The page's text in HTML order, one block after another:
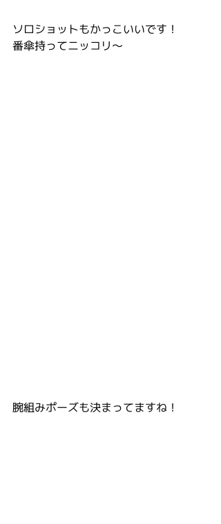
ソロショットもかっこいいです！
番傘持ってニッコリ～
腕組みポーズも決まってますね！